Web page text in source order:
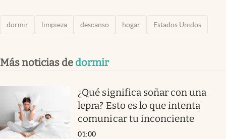
dormir limpieza descanso hogar Estados Unidos
Más noticias de dormir
¿Qué significa soñar con una
lepra? Esto es lo que intenta
comunicar tu inconciente
01:00